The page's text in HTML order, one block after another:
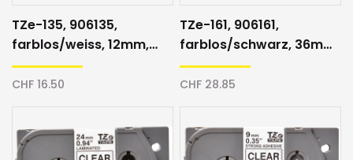
TZe-135, 906135,
farblos/weiss, 12mm,
Schriftband
CHF 16.50
TZe-161, 906161,
farblos/schwarz, 36mm,
Schriftband
CHF 28.85